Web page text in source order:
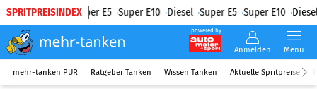
SPRITPREISINDEX
Diesel Super E5 Super E10 Diesel Super E5 Super E10 Diesel
powered by
Anmelden Menü
mehr-tanken PUR Ratgeber Tanken Wissen Tanken Aktuelle Spritpreise